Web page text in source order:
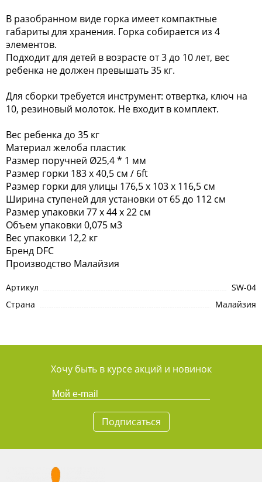
В разобранном виде горка имеет компактные
габариты для хранения. Горка собирается из 4
элементов.
Подходит для детей в возрасте от 3 до 10 лет, вес
ребенка не должен превышать 35 кг.
Для сборки требуется инструмент: отвертка, ключ на
10, резиновый молоток. Не входит в комплект.
Вес ребенка до 35 кг
Материал желоба пластик
Размер поручней Ø25,4 * 1 мм
Размер горки 183 х 40,5 см / 6ft
Размер горки для улицы 176,5 х 103 х 116,5 см
Ширина ступеней для установки от 65 до 112 см
Размер упаковки 77 х 44 х 22 см
Объем упаковки 0,075 м3
Вес упаковки 12,2 кг
Бренд DFC
Производство Малайзия
Артикул
SW-04
Страна
Малайзия
Хочу быть в курсе акций и новинок
Подписаться